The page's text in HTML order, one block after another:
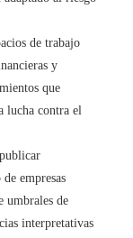
de trabajo
y
que
lucha contra el
publicar
empresas
umbrales de
interpretativas